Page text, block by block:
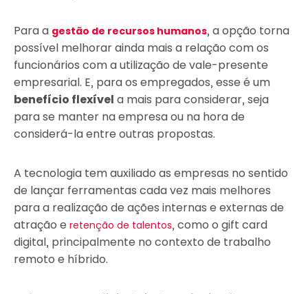
Para a gestão de recursos humanos, a opção torna
possível melhorar ainda mais a relação com os
funcionários com a utilização de vale-presente
empresarial. E, para os empregados, esse é um
benefício flexível a mais para considerar, seja
para se manter na empresa ou na hora de
considerá-la entre outras propostas.
A tecnologia tem auxiliado as empresas no sentido
de lançar ferramentas cada vez mais melhores
para a realização de ações internas e externas de
atração e retenção de talentos, como o gift card
digital, principalmente no contexto de trabalho
remoto e híbrido.